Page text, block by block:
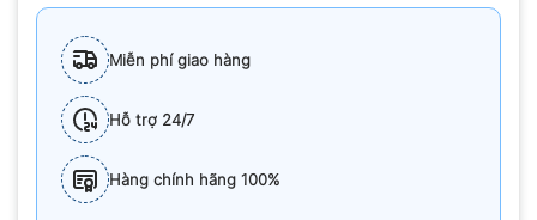
Miễn phí giao hàng
Hỗ trợ 24/7
Hàng chính hãng 100%